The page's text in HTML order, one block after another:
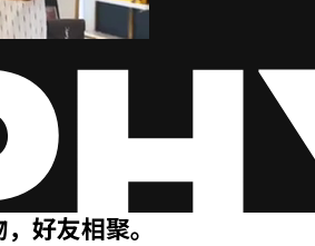
好友相聚。